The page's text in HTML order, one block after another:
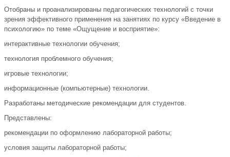
Отобраны и проанализированы педагогических технологий с точки
зрения эффективного применения на занятиях по курсу «Введение в
психологию» по теме «Ощущение и восприятие»:
интерактивные технологии обучения;
технология проблемного обучения;
игровые технологии;
информационные (компьютерные) технологии.
Разработаны методические рекомендации для студентов.
Представлены:
рекомендации по оформлению лабораторной работы;
условия защиты лабораторной работы;